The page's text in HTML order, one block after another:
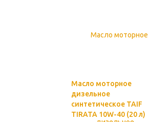
Масло моторное
дизельное
синтетическое TAIF
TIRATA 10W-40 (20 л)